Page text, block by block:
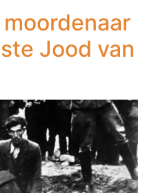
Jood van